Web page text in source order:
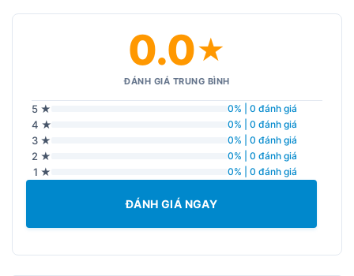
0.0★
ĐÁNH GIÁ TRUNG BÌNH
5 ★ 0% | 0 đánh giá
4 ★ 0% | 0 đánh giá
3 ★ 0% | 0 đánh giá
2 ★ 0% | 0 đánh giá
1 ★ 0% | 0 đánh giá
ĐÁNH GIÁ NGAY